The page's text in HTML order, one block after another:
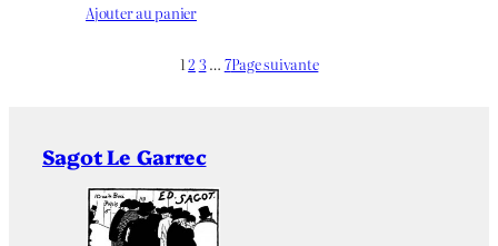
Ajouter au panier
12 3 … 7Page suivante
Sagot Le Garrec